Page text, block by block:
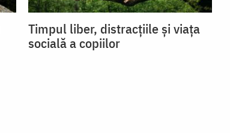
Timpul liber, distracțiile și viața
socială a copiilor